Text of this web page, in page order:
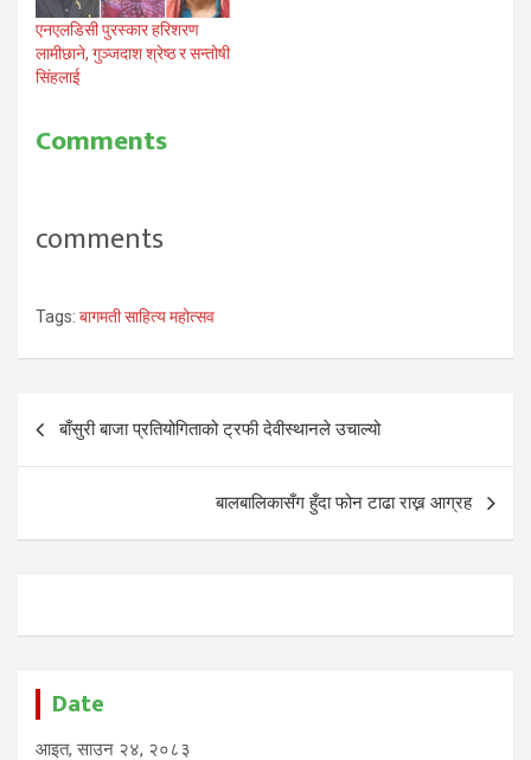
एनएलडिसी पुरस्कार हरिशरण
लामीछाने, गुञ्जदाश श्रेष्ठ र सन्तोषी
सिंहलाई
Comments
comments
Tags: बागमती साहित्य महोत्सव
Post
navigation
बाँसुरी बाजा प्रतियोगिताको ट्रफी देवीस्थानले उचाल्यो
बालबालिकासँग हुँदा फोन टाढा राख्न आग्रह
Date
आइत, साउन २४, २०८३